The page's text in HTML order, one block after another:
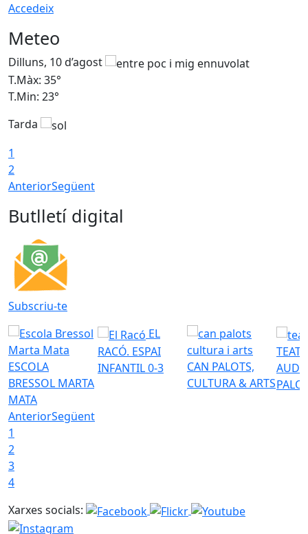
Accedeix
Meteo
Dilluns, 10 d’agost
T.Màx: 35°
T.Min: 23°
Tarda
1
2
AnteriorSegüent
Butlletí digital
Subscriu-te
ESCOLA
BRESSOL MARTA
MATA
EL
RACÓ. ESPAI
INFANTIL 0-3
CAN PALOTS,
CULTURA & ARTS
AnteriorSegüent
1
2
3
4
Xarxes socials: